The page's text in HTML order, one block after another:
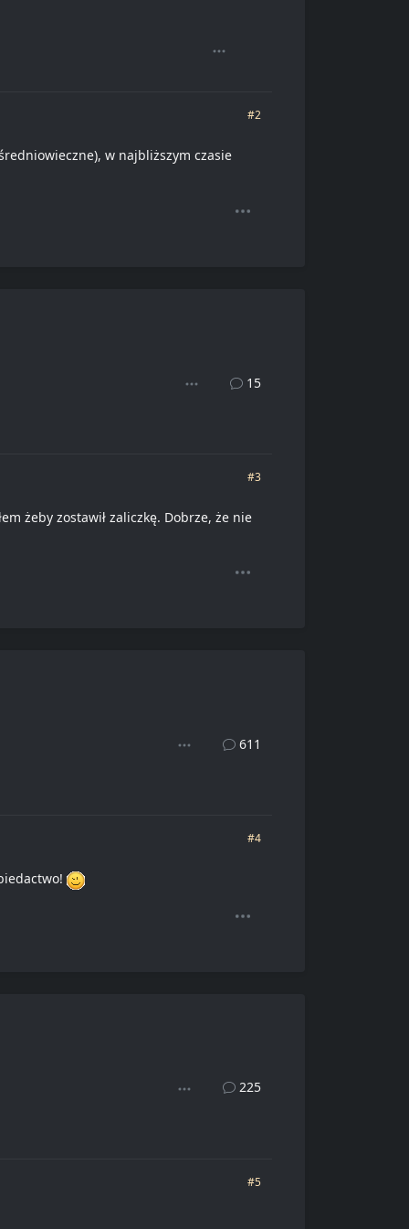
#2
w najbliższym czasie
15
#3
żeby zostawił zaliczkę. Dobrze, że nie
611
#4
225
#5